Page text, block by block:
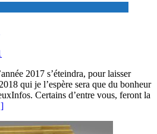
2017 s’éteindra, pour laisser
qui je l’espère sera que du bonheur
Certains d’entre vous, feront la